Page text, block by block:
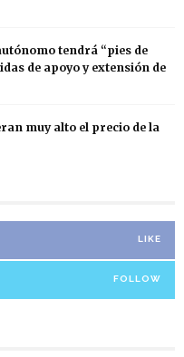
tendrá “pies de
de apoyo y extensión de
muy alto el precio de la
LIKE
FOLLOW